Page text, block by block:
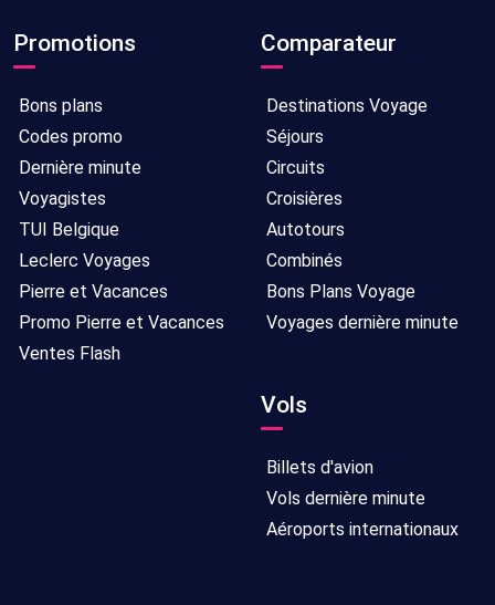
Promotions
Bons plans
Codes promo
Dernière minute
Voyagistes
TUI Belgique
Leclerc Voyages
Pierre et Vacances
Promo Pierre et Vacances
Ventes Flash
Comparateur
Destinations Voyage
Séjours
Circuits
Croisières
Autotours
Combinés
Bons Plans Voyage
Voyages dernière minute
Vols
Billets d'avion
Vols dernière minute
Aéroports internationaux